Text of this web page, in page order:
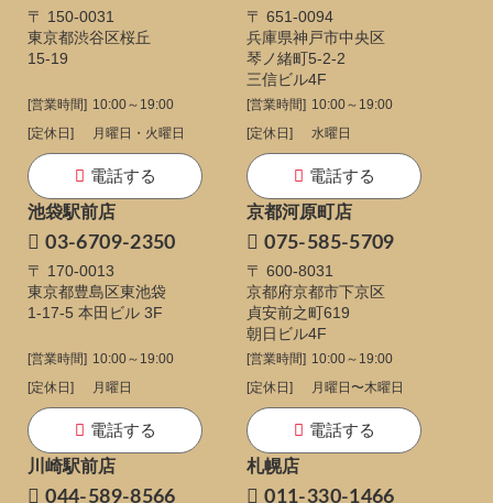
〒 150-0031
東京都渋谷区桜丘
15-19
[営業時間] 10:00～19:00
[定休日]
月曜日・火曜日
電話する
〒 651-0094
兵庫県神戸市中央区
琴ノ緒町5-2-2
三信ビル4F
[営業時間] 10:00～19:00
[定休日]
水曜日
電話する
池袋駅前店
03-6709-2350
〒 170-0013
東京都豊島区東池袋
1-17-5 本田ビル 3F
[営業時間] 10:00～19:00
[定休日]
月曜日
電話する
京都河原町店
075-585-5709
〒 600-8031
京都府京都市下京区
貞安前之町619
朝日ビル4F
[営業時間] 10:00～19:00
[定休日]
月曜日〜木曜日
電話する
川崎駅前店
044-589-8566
札幌店
011-330-1466